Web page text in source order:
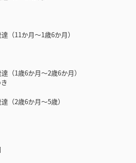
（11か月〜1歳6か月）
（1歳6か月〜2歳6か月）
（2歳6か月〜5歳）